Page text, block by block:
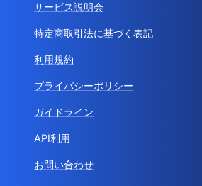
サービス説明会
特定商取引法に基づく表記
利用規約
プライバシーポリシー
ガイドライン
API利用
お問い合わせ